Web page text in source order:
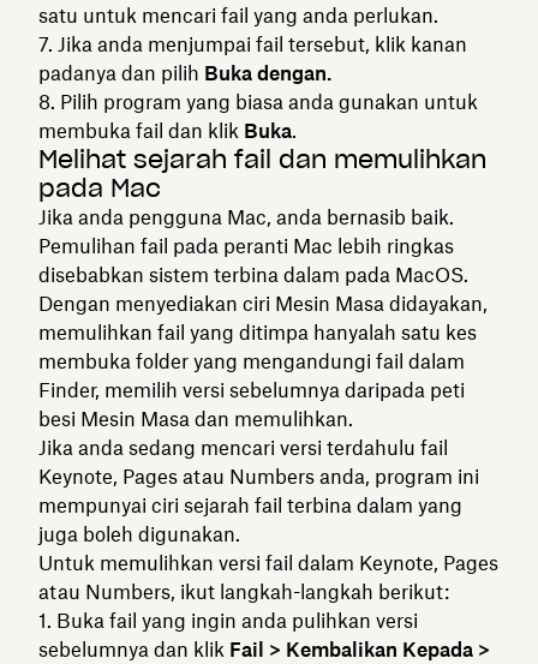
satu untuk mencari fail yang anda perlukan.
Jika anda menjumpai fail tersebut, klik kanan
padanya dan pilih Buka dengan.
Pilih program yang biasa anda gunakan untuk
membuka fail dan klik Buka.
Melihat sejarah fail dan memulihkan
pada Mac
Jika anda pengguna Mac, anda bernasib baik.
Pemulihan fail pada peranti Mac lebih ringkas
disebabkan sistem terbina dalam pada MacOS.
Dengan menyediakan ciri Mesin Masa didayakan,
memulihkan fail yang ditimpa hanyalah satu kes
membuka folder yang mengandungi fail dalam
Finder, memilih versi sebelumnya daripada peti
besi Mesin Masa dan memulihkan.
Jika anda sedang mencari versi terdahulu fail
Keynote, Pages atau Numbers anda, program ini
mempunyai ciri sejarah fail terbina dalam yang
juga boleh digunakan.
Untuk memulihkan versi fail dalam Keynote, Pages
atau Numbers, ikut langkah-langkah berikut:
Buka fail yang ingin anda pulihkan versi
sebelumnya dan klik Fail > Kembalikan Kepada >